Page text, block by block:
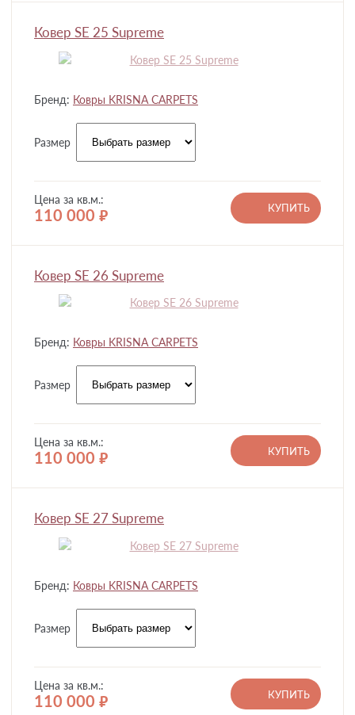
Ковер SE 25 Supreme
Бренд: Ковры KRISNA CARPETS
Размер
Цена за кв.м.:
110 000 руб.
КУПИТЬ
Ковер SE 26 Supreme
Бренд: Ковры KRISNA CARPETS
Размер
Цена за кв.м.:
110 000 руб.
КУПИТЬ
Ковер SE 27 Supreme
Бренд: Ковры KRISNA CARPETS
Размер
Цена за кв.м.:
110 000 руб.
КУПИТЬ